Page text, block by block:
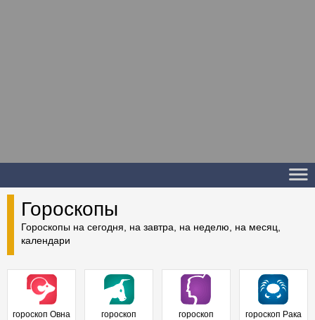
Гороскопы
Гороскопы на сегодня, на завтра, на неделю, на месяц,
календари
гороскоп Овна
гороскоп
гороскоп
гороскоп Рака